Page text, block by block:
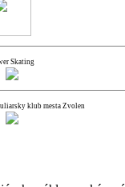
Skating
klub mesta Zvolen